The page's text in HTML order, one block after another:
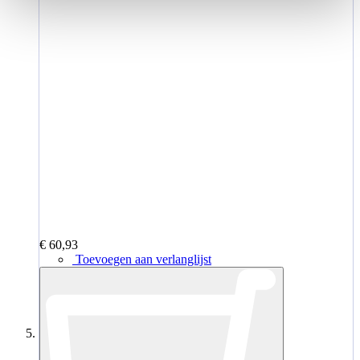
€ 60,93
Toevoegen aan verlanglijst